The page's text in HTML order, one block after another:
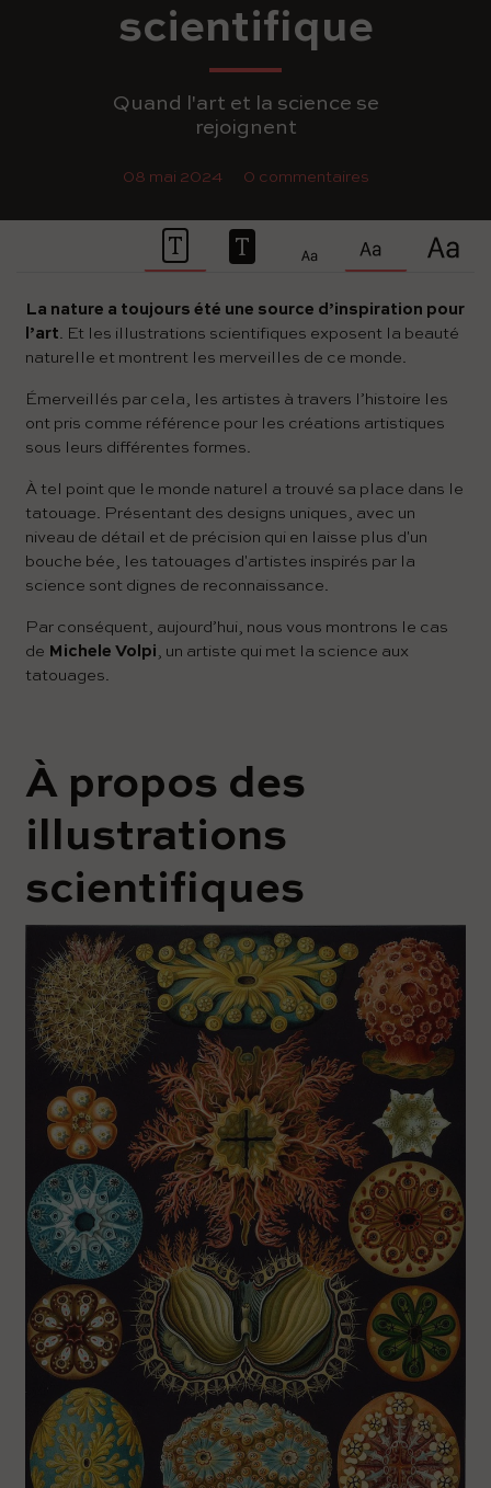
scientifique
Quand l'art et la science se
rejoignent
08 mai 2024 0 commentaires
La nature a toujours été une source d’inspiration pour
l’art. Et les illustrations scientifiques exposent la beauté
naturelle et montrent les merveilles de ce monde.
Émerveillés par cela, les artistes à travers l’histoire les
ont pris comme référence pour les créations artistiques
sous leurs différentes formes.
À tel point que le monde naturel a trouvé sa place dans le
tatouage. Présentant des designs uniques, avec un
niveau de détail et de précision qui en laisse plus d'un
bouche bée, les tatouages ​​d'artistes inspirés par la
science sont dignes de reconnaissance.
Par conséquent, aujourd’hui, nous vous montrons le cas
de Michele Volpi , un artiste qui met la science aux
tatouages.
À propos des
illustrations
scientifiques